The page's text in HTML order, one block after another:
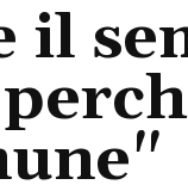
il